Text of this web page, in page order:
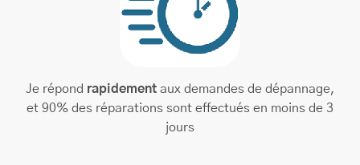
Je répond rapidementaux demandes de dépannage,
et 90% des réparations sont effectués en moins de 3
jours